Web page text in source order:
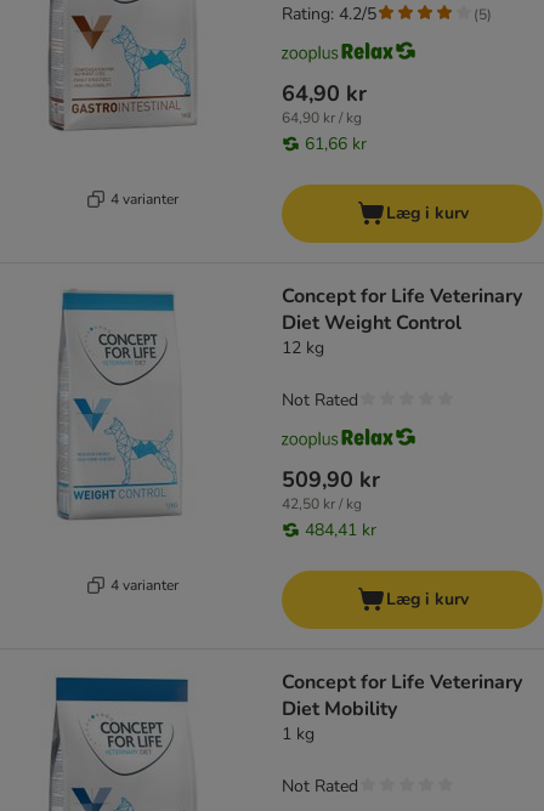
4 varianter
64,90 kr
64,90 kr / kg
61,66 kr
Rating: 4.2/5 (5)
Læg i kurv
4 varianter
Concept for Life Veterinary
Diet Weight Control
12 kg
509,90 kr
42,50 kr / kg
484,41 kr
Not Rated
Læg i kurv
Concept for Life Veterinary
Diet Mobility
1 kg
Not Rated